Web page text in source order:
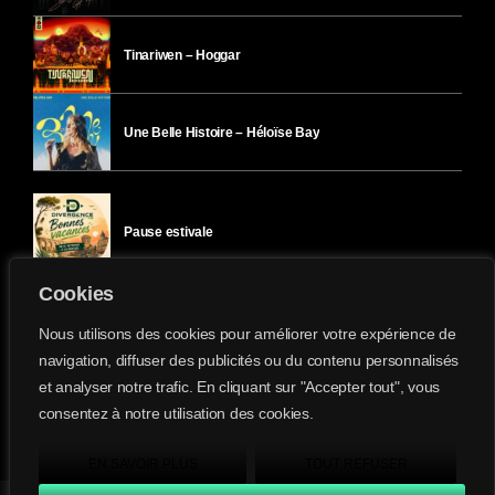
Cookies
Nous utilisons des cookies pour améliorer votre expérience de
navigation, diffuser des publicités ou du contenu personnalisés
et analyser notre trafic. En cliquant sur "Accepter tout", vous
consentez à notre utilisation des cookies.
Tinariwen – Hoggar
Une Belle Histoire – Héloïse Bay
Pause estivale
Ici l’Ombre – mardi 28 juillet